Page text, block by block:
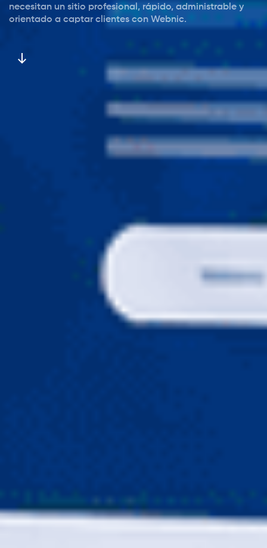
necesitan un sitio profesional, rápido, administrable y
orientado a captar clientes con Webnic.